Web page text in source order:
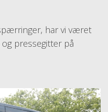
har vi været
pressegitter på